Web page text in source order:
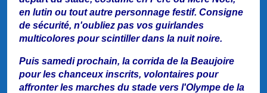
en lutin ou tout autre personnage festif. Consigne
de sécurité, n'oubliez pas vos guirlandes
multicolores pour scintiller dans la nuit noire.
Puis samedi prochain, la corrida de la Beaujoire
pour les chanceux inscrits, volontaires pour
affronter les marches du stade vers l'Olympe de la